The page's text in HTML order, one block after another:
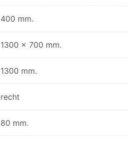
400 mm.
1300 x 700 mm.
1300 mm.
recht
80 mm.